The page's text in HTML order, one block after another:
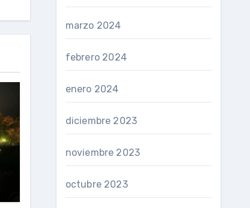
marzo 2024
febrero 2024
enero 2024
diciembre 2023
noviembre 2023
octubre 2023